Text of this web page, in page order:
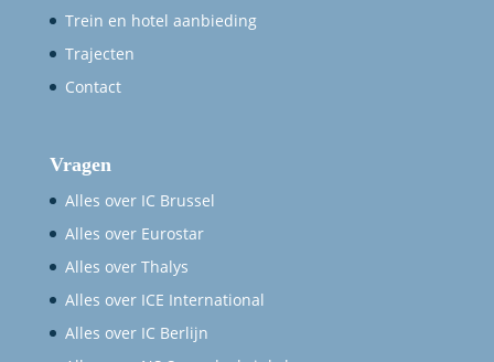
Trein en hotel aanbieding
Trajecten
Contact
Vragen
Alles over IC Brussel
Alles over Eurostar
Alles over Thalys
Alles over ICE International
Alles over IC Berlijn